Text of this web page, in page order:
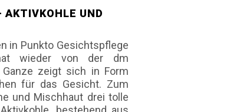
UND
in Punkto Gesichtspflege
wieder von der dm
Ganze zeigt sich in Form
für das Gesicht. Zum
und Mischhaut drei tolle